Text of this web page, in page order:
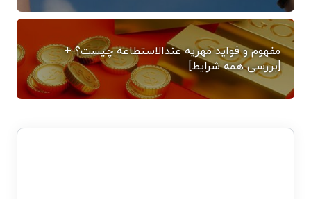
مفهوم و فواید مهریه عندالاستطاعه چیست؟ +
[بررسی همه شرایط]